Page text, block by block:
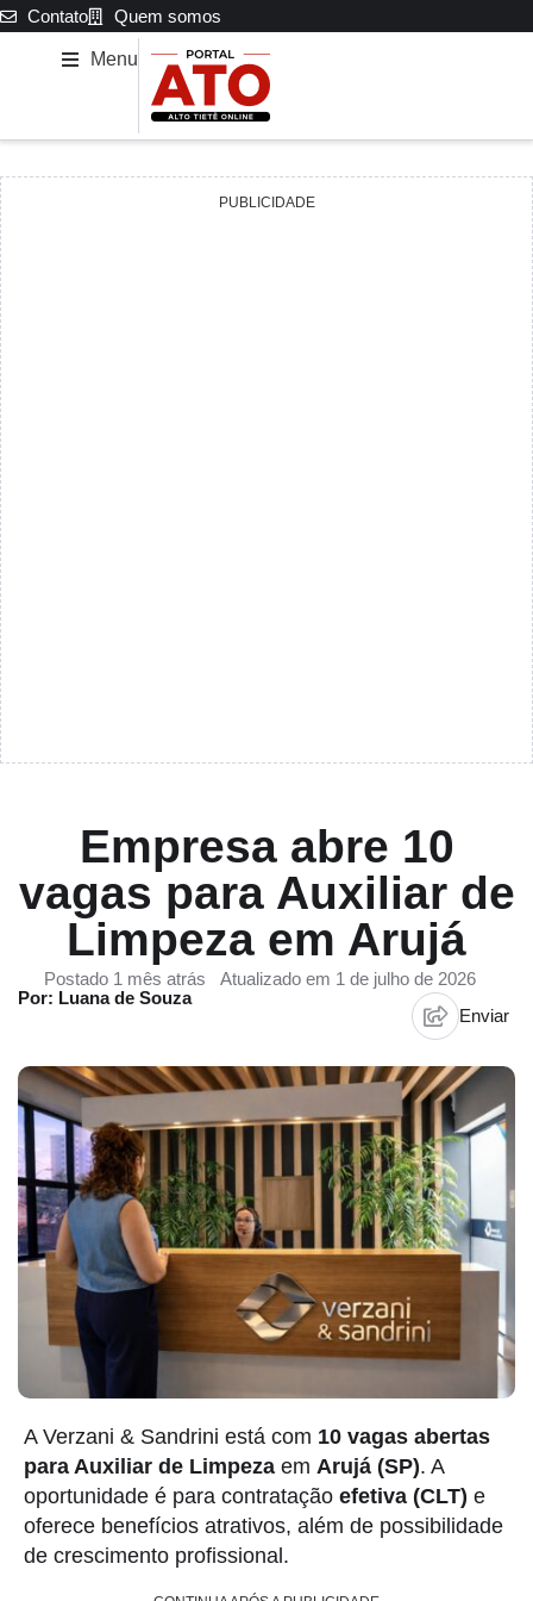
Contato Quem somos
Menu
PUBLICIDADE
Empresa abre 10
vagas para Auxiliar de
Limpeza em Arujá
Postado 1 mês atrás
Atualizado em 1 de julho de 2026
Por: Luana de Souza
Enviar
A Verzani & Sandrini está com 10 vagas abertas
para Auxiliar de Limpeza em Arujá (SP). A
oportunidade é para contratação efetiva (CLT) e
oferece benefícios atrativos, além de possibilidade
de crescimento profissional.